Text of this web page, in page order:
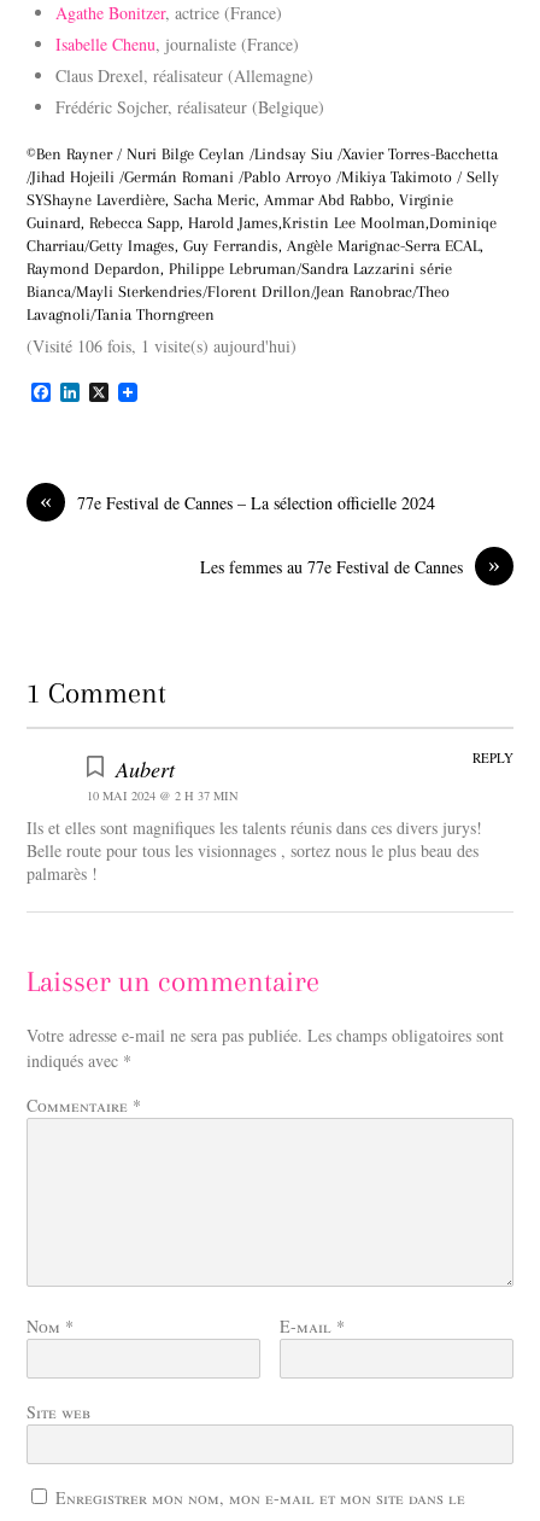
Agathe Bonitzer, actrice (France)
Isabelle Chenu, journaliste (France)
Claus Drexel, réalisateur (Allemagne)
Frédéric Sojcher, réalisateur (Belgique)
©Ben Rayner / Nuri Bilge Ceylan /Lindsay Siu /Xavier Torres-Bacchetta
/Jihad Hojeili /Germán Romani /Pablo Arroyo /Mikiya Takimoto / Selly
SYShayne Laverdière, Sacha Meric, Ammar Abd Rabbo, Virginie
Guinard, Rebecca Sapp, Harold James,Kristin Lee Moolman,Dominiqe
Charriau/Getty Images, Guy Ferrandis, Angèle Marignac-Serra ECAL,
Raymond Depardon, Philippe Lebruman/Sandra Lazzarini série
Bianca/Mayli Sterkendries/Florent Drillon/Jean Ranobrac/Theo
Lavagnoli/Tania Thorngreen
(Visité 106 fois, 1 visite(s) aujourd'hui)
F
o
o
k
L
I
X
« 77e Festival de Cannes – La sélection officielle 2024
»
Les femmes au 77e Festival de Cannes
1 Comment
Aubert
10 MAI 2024 @ 2 H 37 MIN
Ils et elles sont magnifiques les talents réunis dans ces divers jurys!
Belle route pour tous les visionnages , sortez nous le plus beau des
palmarès !
REPLY
Laisser un commentaire
Votre adresse e-mail ne sera pas publiée. Les champs obligatoires sont
indiqués avec *
Commentaire *
Nom * E-mail *
Site web
Enregistrer mon nom, mon e-mail et mon site dans le